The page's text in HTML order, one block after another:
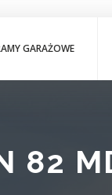
GARAŻOWE
82